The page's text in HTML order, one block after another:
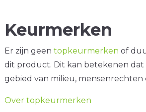
Keurmerken
Er zijn geen topkeurmerken of
dit product. Dit kan betekenen dat
gebied van milieu, mensenrechten
Over topkeurmerken